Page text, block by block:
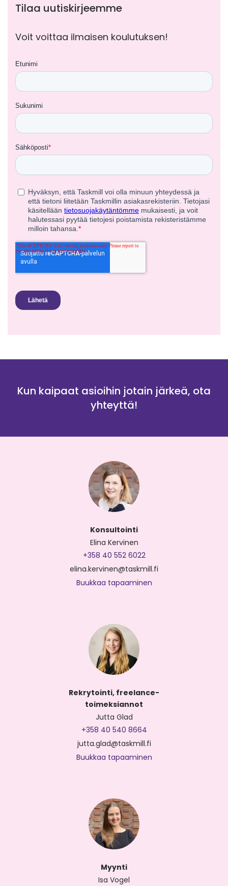
Tilaa uutiskirjeemme
Voit voittaa ilmaisen koulutuksen!
Kun kaipaat asioihin jotain järkeä, ota
yhteyttä!
Konsultointi
Elina Kervinen
+358 40 552 6022
elina.kervinen@taskmill.fi
Buukkaa tapaaminen
Rekrytointi, freelance-
toimeksiannot
Jutta Glad
+358 40 540 8664
jutta.glad@taskmill.fi
Buukkaa tapaaminen
Myynti
Isa Vogel